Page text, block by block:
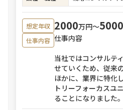
想定年収 2000万円〜5000
仕事内容 仕事内容
当社ではコンサルテ
せていくため、従来
ほかに、業界に特化
トリーフォーカスユ
ることになりました。